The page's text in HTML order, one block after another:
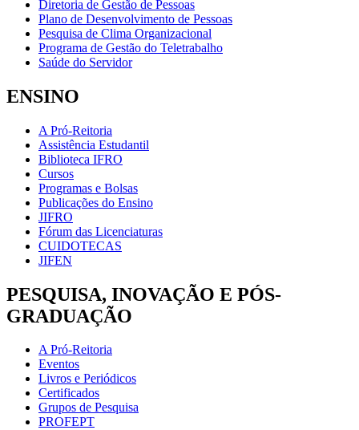
Diretoria de Gestão de Pessoas
Plano de Desenvolvimento de Pessoas
Pesquisa de Clima Organizacional
Programa de Gestão do Teletrabalho
Saúde do Servidor
ENSINO
A Pró-Reitoria
Assistência Estudantil
Biblioteca IFRO
Cursos
Programas e Bolsas
Publicações do Ensino
JIFRO
Fórum das Licenciaturas
CUIDOTECAS
JIFEN
PESQUISA, INOVAÇÃO E PÓS-
GRADUAÇÃO
A Pró-Reitoria
Eventos
Livros e Periódicos
Certificados
Grupos de Pesquisa
PROFEPT